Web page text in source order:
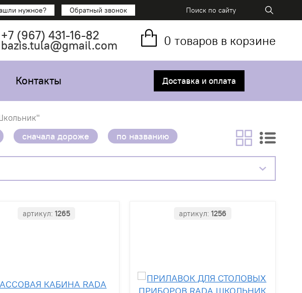
нужное? Обратный звонок
+7 (967) 431-16-82
bazis.tula@gmail.com 0 товаров в корзине
Контакты Доставка и оплата
сначала дороже по названию
артикул: 1265 артикул: 1256